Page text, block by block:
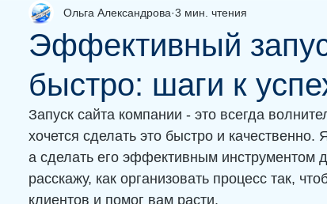
Эффективный
быстро: шаги к
Ольга Александрова 3 мин. чтения
Запуск сайта компании - это всегда
хочется сделать это быстро и
а сделать его эффективным инструментом
расскажу, как организовать процесс так,
клиентов и помог вам расти.